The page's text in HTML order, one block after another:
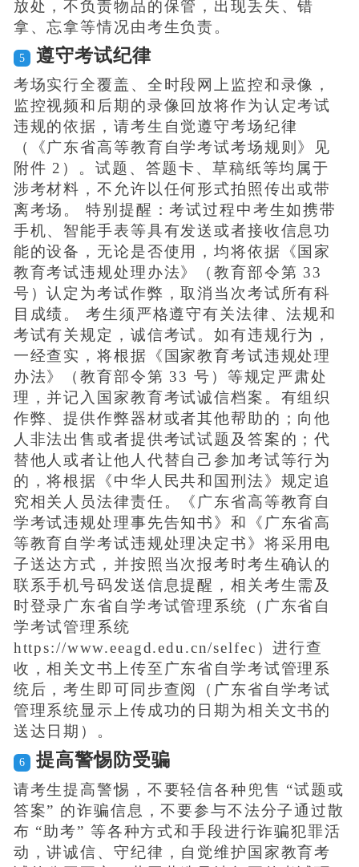
放处，不负责物品的保管，出现丢失、错
拿、忘拿等情况由考生负责。
5 遵守考试纪律
考场实行全覆盖、全时段网上监控和录像，
监控视频和后期的录像回放将作为认定考试
违规的依据，请考生自觉遵守考场纪律
（《广东省高等教育自学考试考场规则》见
附件 2）。试题、答题卡、草稿纸等均属于
涉考材料，不允许以任何形式拍照传出或带
离考场。 特别提醒：考试过程中考生如携带
手机、智能手表等具有发送或者接收信息功
能的设备，无论是否使用，均将依据《国家
教育考试违规处理办法》（教育部令第 33
号）认定为考试作弊，取消当次考试所有科
目成绩。 考生须严格遵守有关法律、法规和
考试有关规定，诚信考试。如有违规行为，
一经查实，将根据《国家教育考试违规处理
办法》（教育部令第 33 号）等规定严肃处
理，并记入国家教育考试诚信档案。有组织
作弊、提供作弊器材或者其他帮助的；向他
人非法出售或者提供考试试题及答案的；代
替他人或者让他人代替自己参加考试等行为
的，将根据《中华人民共和国刑法》规定追
究相关人员法律责任。《广东省高等教育自
学考试违规处理事先告知书》和《广东省高
等教育自学考试违规处理决定书》将采用电
子送达方式，并按照当次报考时考生确认的
联系手机号码发送信息提醒，相关考生需及
时登录广东省自学考试管理系统（广东省自
学考试管理系统
https://www.eeagd.edu.cn/selfec）进行查
收，相关文书上传至广东省自学考试管理系
统后，考生即可同步查阅（广东省自学考试
管理系统显示上传成功的日期为相关文书的
送达日期）。
6 提高警惕防受骗
请考生提高警惕，不要轻信各种兜售 “试题或
答案” 的诈骗信息，不要参与不法分子通过散
布 “助考” 等各种方式和手段进行诈骗犯罪活
动，讲诚信、守纪律，自觉维护国家教育考